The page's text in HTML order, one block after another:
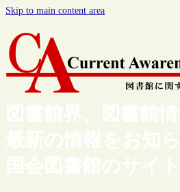
Skip to main content area
図書館界、図書館
最新の情報をお知
国会図書館のサイト